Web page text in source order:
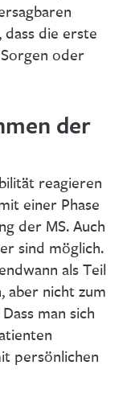
dass die erste
oder
der
reagieren
einer Phase
der MS. Auch
sind möglich.
als Teil
aber nicht zum
man sich
persönlichen